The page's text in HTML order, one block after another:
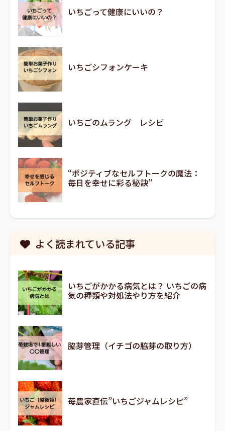
いちごって健康にいいの？
いちごシフォンケーキ
いちごのムラング レシピ
“ポジティブなセルフトークの魔法：
毎日を幸せに彩る秘訣”
よく読まれている記事
いちごがかかる病気とは？ いちごの病
気の種類や対処法やり方を紹介
脇芽管理（イチゴの脇芽の取り方）
苺農家直伝”いちごジャムレシピ”